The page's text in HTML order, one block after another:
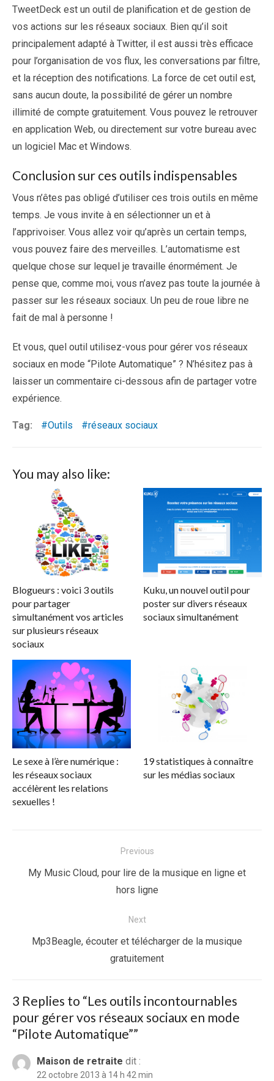
TweetDeck est un outil de planification et de gestion de
vos actions sur les réseaux sociaux. Bien qu’il soit
principalement adapté à Twitter, il est aussi très efficace
pour l’organisation de vos flux, les conversations par filtre,
et la réception des notifications. La force de cet outil est,
sans aucun doute, la possibilité de gérer un nombre
illimité de compte gratuitement. Vous pouvez le retrouver
en application Web, ou directement sur votre bureau avec
un logiciel Mac et Windows.
Conclusion sur ces outils indispensables
Vous n’êtes pas obligé d’utiliser ces trois outils en même
temps. Je vous invite à en sélectionner un et à
l’apprivoiser. Vous allez voir qu’après un certain temps,
vous pouvez faire des merveilles. L’automatisme est
quelque chose sur lequel je travaille énormément. Je
pense que, comme moi, vous n’avez pas toute la journée à
passer sur les réseaux sociaux. Un peu de roue libre ne
fait de mal à personne !
Et vous, quel outil utilisez-vous pour gérer vos réseaux
sociaux en mode “Pilote Automatique” ? N’hésitez pas à
laisser un commentaire ci-dessous afin de partager votre
expérience.
Tag: Outils réseaux sociaux
You may also like:
Blogueurs : voici 3 outils
pour partager
simultanément vos articles
sur plusieurs réseaux
sociaux
Kuku, un nouvel outil pour
poster sur divers réseaux
sociaux simultanément
Le sexe à l’ère numérique :
les réseaux sociaux
accélèrent les relations
sexuelles !
19 statistiques à connaître
sur les médias sociaux
Previous
Previous
My Music Cloud, pour lire de la musique en ligne et
hors ligne
Next
NextMp3Beagle, écouter et télécharger de la musique
gratuitement
3 Replies to “Les outils incontournables
pour gérer vos réseaux sociaux en mode
“Pilote Automatique””
Maison de retraite dit :
22 octobre 2013 à 14 h 42 min